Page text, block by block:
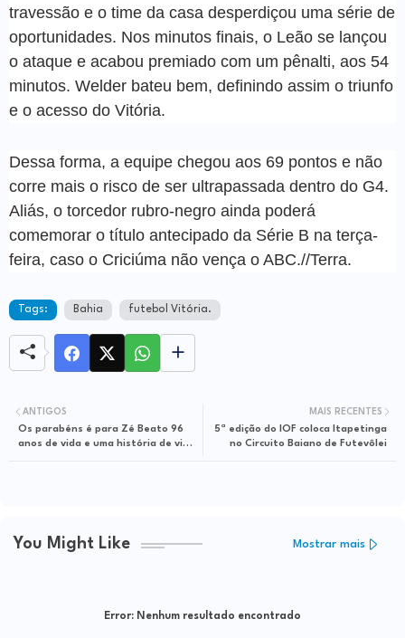
travessão e o time da casa desperdiçou uma série de
oportunidades. Nos minutos finais, o Leão se lançou
o ataque e acabou premiado com um pênalti, aos 54
minutos. Welder bateu bem, definindo assim o triunfo
e o acesso do Vitória.
Dessa forma, a equipe chegou aos 69 pontos e não
corre mais o risco de ser ultrapassada dentro do G4.
Aliás, o torcedor rubro-negro ainda poderá
comemorar o título antecipado da Série B na terça-
feira, caso o Criciúma não vença o ABC.//Terra.
Tags: Bahia futebol Vitória.
MAIS RECENTES
5ª edição do IOF coloca Itapetinga
no Circuito Baiano de Futevôlei
ANTIGOS
Os parabéns é para Zé Beato 96
anos de vida e uma história de vida
You Might Like Mostrar mais
Error: Nenhum resultado encontrado